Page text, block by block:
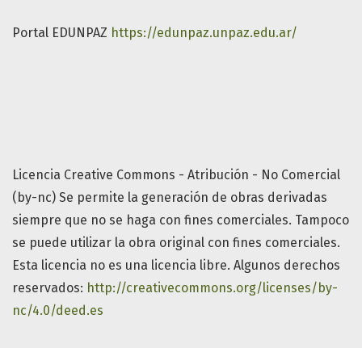
Portal EDUNPAZ https://edunpaz.unpaz.edu.ar/
Licencia Creative Commons - Atribución - No Comercial
(by-nc) Se permite la generación de obras derivadas
siempre que no se haga con fines comerciales. Tampoco
se puede utilizar la obra original con fines comerciales.
Esta licencia no es una licencia libre. Algunos derechos
reservados: http://creativecommons.org/licenses/by-
nc/4.0/deed.es